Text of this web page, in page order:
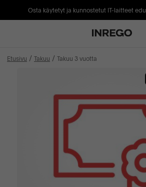
Osta käytetyt ja kunnostetut IT-laitteet
Etusivu Takuu Takuu 3 vuotta